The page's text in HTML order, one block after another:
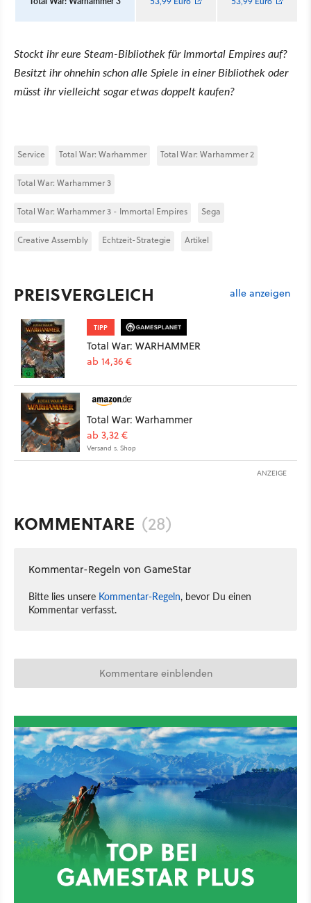
Stockt ihr eure Steam-Bibliothek für Immortal Empires auf?
Besitzt ihr ohnehin schon alle Spiele in einer Bibliothek oder
müsst ihr vielleicht sogar etwas doppelt kaufen?
Service Total War: Warhammer Total War: Warhammer 2
Total War: Warhammer 3
Total War: Warhammer 3 - Immortal Empires Sega
Creative Assembly Echtzeit-Strategie Artikel
PREISVERGLEICH alle anzeigen
TIPP
Total War: WARHAMMER
ab 14,36 €
Total War: Warhammer
ab 3,32 €
Versand s. Shop
ANZEIGE
KOMMENTARE (28)
Kommentar-Regeln von GameStar
Bitte lies unsere Kommentar-Regeln, bevor Du einen
Kommentar verfasst.
Kommentare einblenden